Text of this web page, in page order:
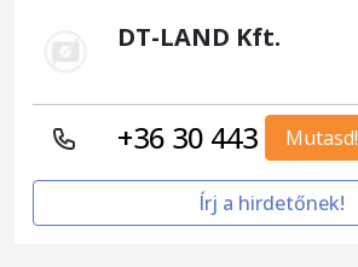
DT-LAND Kft.
+36 30 443 Mutasd!
Írj a hirdetőnek!